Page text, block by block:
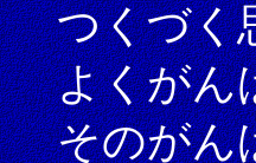
つくづく
よくがん
そのがん